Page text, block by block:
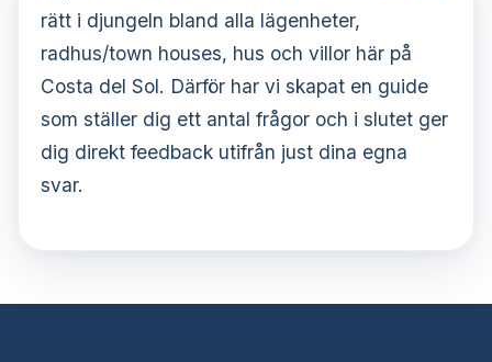
rätt i djungeln bland alla lägenheter,
radhus/town houses, hus och villor här på
Costa del Sol. Därför har vi skapat en guide
som ställer dig ett antal frågor och i slutet ger
dig direkt feedback utifrån just dina egna
svar.